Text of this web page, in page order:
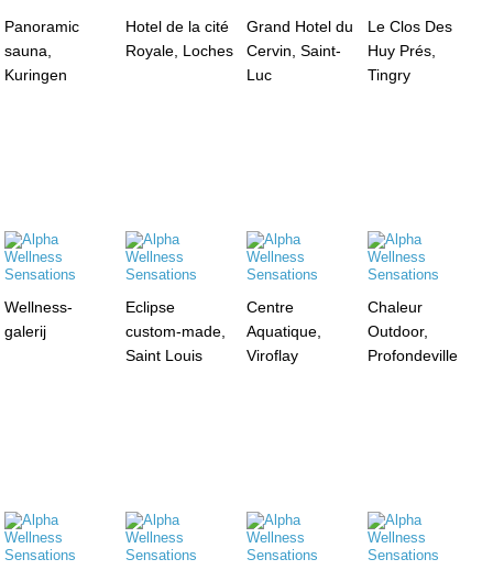
Panoramic
sauna,
Kuringen
Hotel de la cité
Royale, Loches
Grand Hotel du
Cervin, Saint-
Luc
Le Clos Des
Huy Prés,
Tingry
Wellness-
galerij
Eclipse
custom-made,
Saint Louis
Centre
Aquatique,
Viroflay
Chaleur
Outdoor,
Profondeville